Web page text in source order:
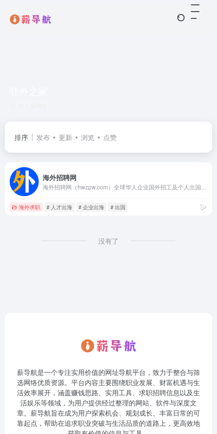
排序 发布 更新 浏览 点赞
海外招聘网
海外求职 # 人才出海 # 企业出海 # 出国
没有了
薪导航是一个专注实用价值的网址导航平台，致力于整合与筛
选网络优质资源。平台内容主要围绕职业发展、财富机遇与生
活效率展开，涵盖赚钱思路、实用工具、求职招聘信息以及生
活娱乐等领域，为用户提供经过整理的网站、软件与深度文
章。薪导航旨在成为用户探索机会、规划成长、丰富日常的可
靠起点，帮助在追求职业突破与生活品质的道路上，更高效地